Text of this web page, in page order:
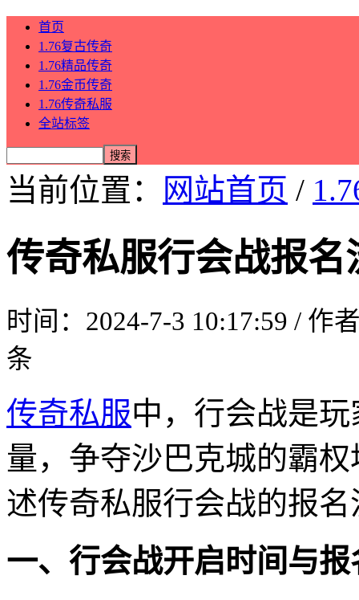
首页
1.76复古传奇
1.76精品传奇
1.76金币传奇
1.76传奇私服
全站标签
当前位置： 网站首页 /
传奇私服行会战报名
时间：2024-7-3 10:17:59 / 作
条
传奇私服中，行会战是
量，争夺沙巴克城的霸
述传奇私服行会战的报
一、行会战开启时间与报